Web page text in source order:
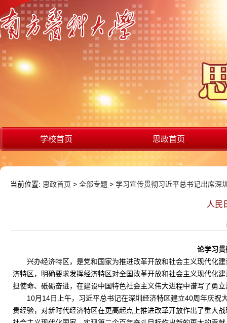
学校首页 思政首页
当前位置: 思政首页 > 全部专题 > 学习宣传贯彻习近平总书记出席深
人民
论学习
兴办经济特区，是党和国家为推进改革开放和社会主义现代化
济特区，明确要求发挥经济特区对全国改革开放和社会主义现代化
担使命、砥砺奋进，在建设中国特色社会主义伟大进程中谱写了勇
10月14日上午，习近平总书记在深圳经济特区建立40周年庆
贵经验，对新时代经济特区在更高起点上推进改革开放作出了重大